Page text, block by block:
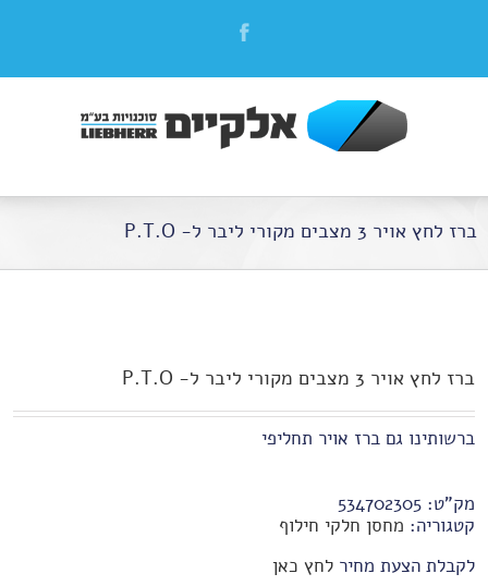
ברז לחץ אויר 3 מצבים מקורי ליבר ל- P.T.O
ברז לחץ אויר 3 מצבים מקורי ליבר ל- P.T.O
ברשותינו גם ברז אויר תחליפי
מק"ט: 534702305
קטגוריה: מחסן חלקי חילוף
לקבלת הצעת מחיר לחץ כאן